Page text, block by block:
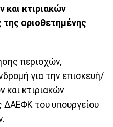
και κτιριακών
οριοθετημένης
περιοχών,
για την επισκευή/
και κτιριακών
του υπουργείου